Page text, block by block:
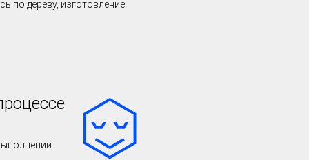
по дереву, изготовление